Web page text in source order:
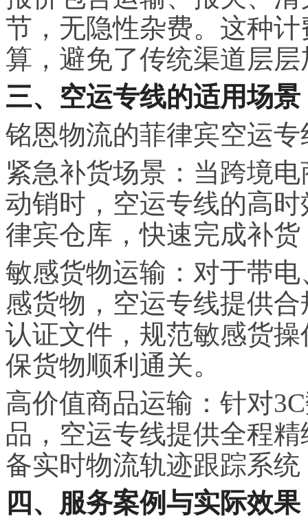
节，无隐性杂费。这种
算，避免了传统渠道层
三、空运专线的适用场景
铭恩物流的菲律宾空运
紧急补货场景：当跨境
动销时，空运专线的高
律宾仓库，快速完成补
敏感货物运输：对于带
感货物，空运专线提供
认证文件，规范敏感货
保货物顺利通关。
高价值商品运输：针对
品，空运专线提供全程
备实时物流轨迹跟踪系
四、服务案例与实际效果